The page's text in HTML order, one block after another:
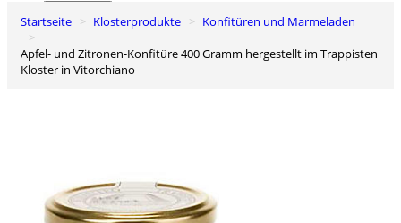
0
Startseite Klosterprodukte
Konfitüren und Marmeladen
Apfel- und Zitronen-Konfitüre 400 Gramm hergestellt im Trappisten
Kloster in Vitorchiano